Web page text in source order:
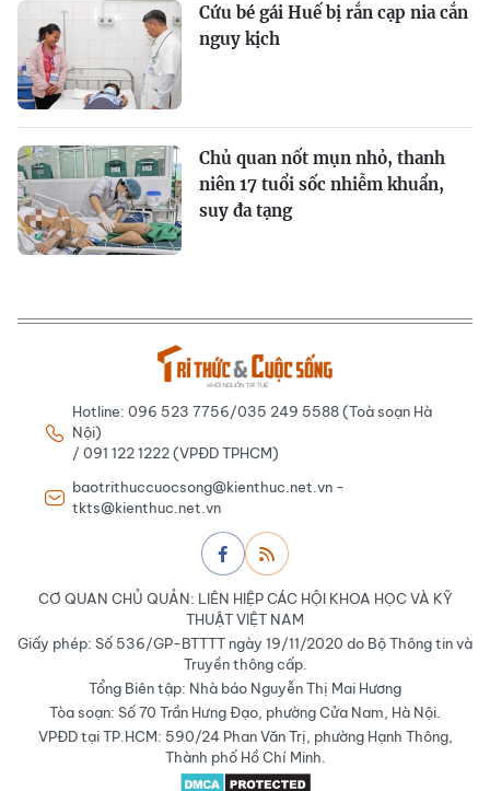
Cứu bé gái Huế bị rắn cạp nia cắn
nguy kịch
Chủ quan nốt mụn nhỏ, thanh
niên 17 tuổi sốc nhiễm khuẩn,
suy đa tạng
Hotline: 096 523 7756/035 249 5588 (Toà soạn Hà
Nội)
/ 091 122 1222 (VPĐD TPHCM)
baotrithuccuocsong@kienthuc.net.vn -
tkts@kienthuc.net.vn
CƠ QUAN CHỦ QUẢN: LIÊN HIỆP CÁC HỘI KHOA HỌC VÀ KỸ
THUẬT VIỆT NAM
Giấy phép: Số 536/GP-BTTTT ngày 19/11/2020 do Bộ Thông tin và
Truyền thông cấp.
Tổng Biên tập: Nhà báo Nguyễn Thị Mai Hương
Tòa soạn: Số 70 Trần Hưng Đạo, phường Cửa Nam, Hà Nội.
VPĐD tại TP.HCM: 590/24 Phan Văn Trị, phường Hạnh Thông,
Thành phố Hồ Chí Minh.